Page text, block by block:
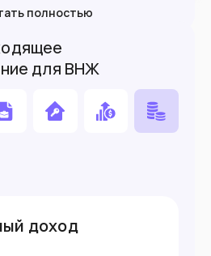
удаленно
в вуз
полностью
для ВНЖ
доход